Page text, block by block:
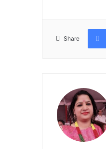
Share